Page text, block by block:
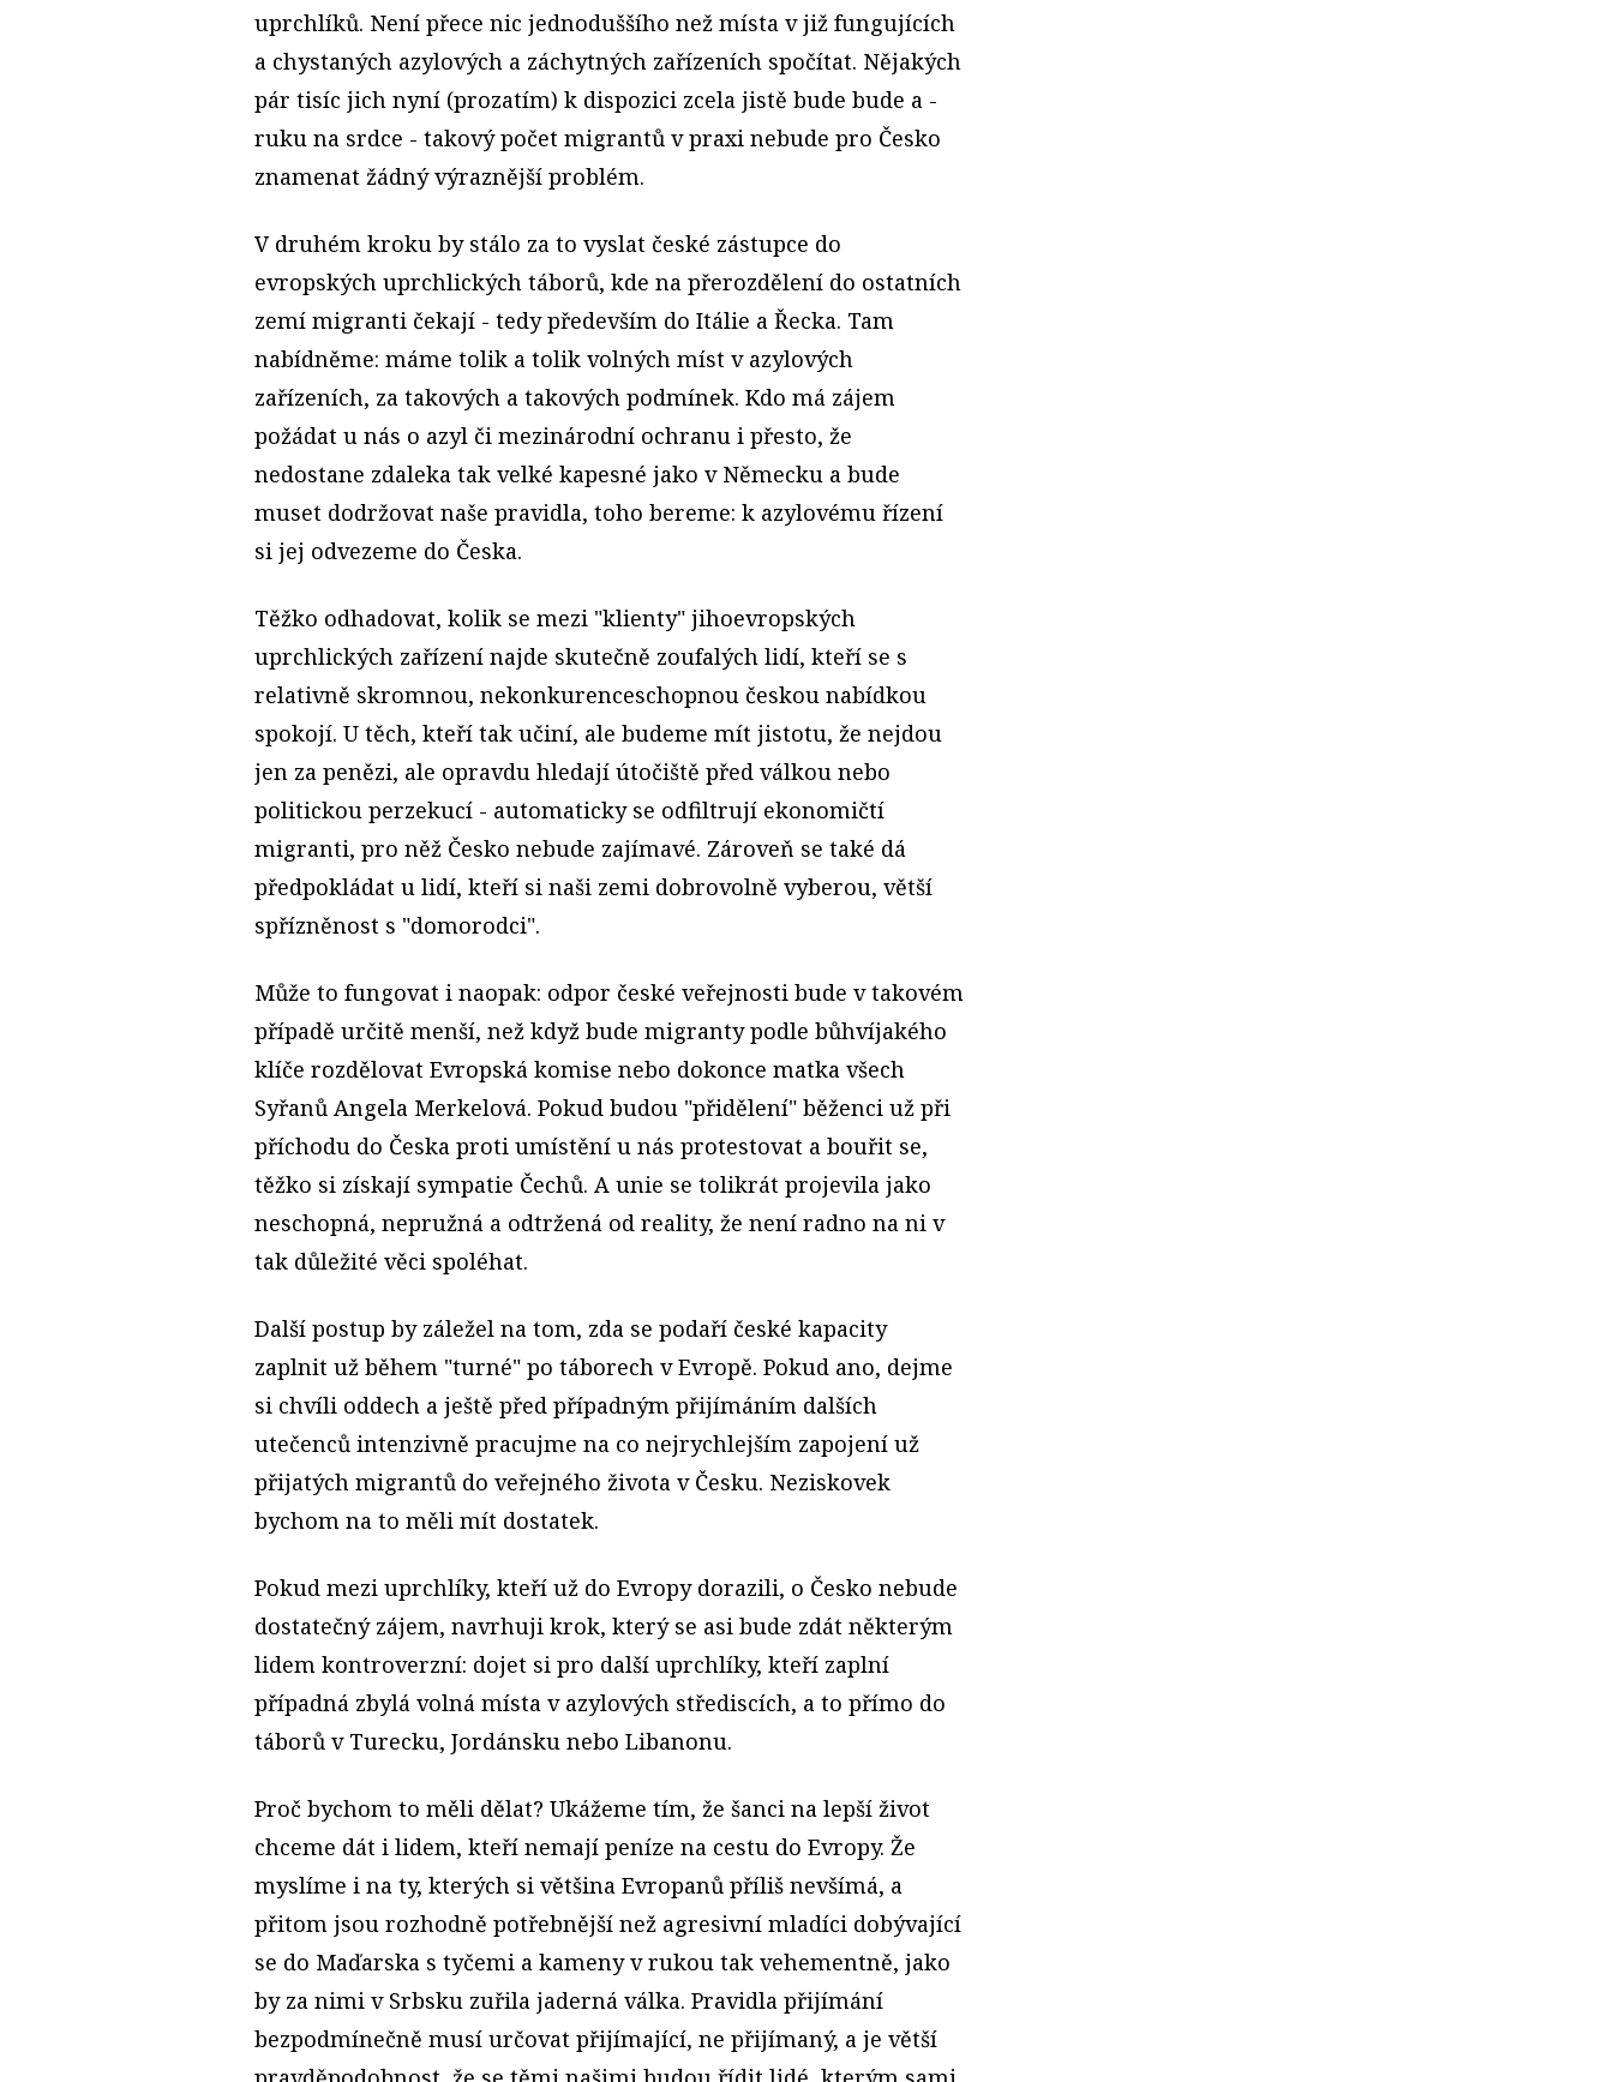
uprchlíků. Není přece nic jednoduššího než místa v již fungujících
a chystaných azylových a záchytných zařízeních spočítat. Nějakých
pár tisíc jich nyní (prozatím) k dispozici zcela jistě bude bude a -
ruku na srdce - takový počet migrantů v praxi nebude pro Česko
znamenat žádný výraznější problém.
V druhém kroku by stálo za to vyslat české zástupce do
evropských uprchlických táborů, kde na přerozdělení do ostatních
zemí migranti čekají - tedy především do Itálie a Řecka. Tam
nabídněme: máme tolik a tolik volných míst v azylových
zařízeních, za takových a takových podmínek. Kdo má zájem
požádat u nás o azyl či mezinárodní ochranu i přesto, že
nedostane zdaleka tak velké kapesné jako v Německu a bude
muset dodržovat naše pravidla, toho bereme: k azylovému řízení
si jej odvezeme do Česka.
Těžko odhadovat, kolik se mezi "klienty" jihoevropských
uprchlických zařízení najde skutečně zoufalých lidí, kteří se s
relativně skromnou, nekonkurenceschopnou českou nabídkou
spokojí. U těch, kteří tak učiní, ale budeme mít jistotu, že nejdou
jen za penězi, ale opravdu hledají útočiště před válkou nebo
politickou perzekucí - automaticky se odfiltrují ekonomičtí
migranti, pro něž Česko nebude zajímavé. Zároveň se také dá
předpokládat u lidí, kteří si naši zemi dobrovolně vyberou, větší
spřízněnost s "domorodci".
Může to fungovat i naopak: odpor české veřejnosti bude v takovém
případě určitě menší, než když bude migranty podle bůhvíjakého
klíče rozdělovat Evropská komise nebo dokonce matka všech
Syřanů Angela Merkelová. Pokud budou "přidělení" běženci už při
příchodu do Česka proti umístění u nás protestovat a bouřit se,
těžko si získají sympatie Čechů. A unie se tolikrát projevila jako
neschopná, nepružná a odtržená od reality, že není radno na ni v
tak důležité věci spoléhat.
Další postup by záležel na tom, zda se podaří české kapacity
zaplnit už během "turné" po táborech v Evropě. Pokud ano, dejme
si chvíli oddech a ještě před případným přijímáním dalších
utečenců intenzivně pracujme na co nejrychlejším zapojení už
přijatých migrantů do veřejného života v Česku. Neziskovek
bychom na to měli mít dostatek.
Pokud mezi uprchlíky, kteří už do Evropy dorazili, o Česko nebude
dostatečný zájem, navrhuji krok, který se asi bude zdát některým
lidem kontroverzní: dojet si pro další uprchlíky, kteří zaplní
případná zbylá volná místa v azylových střediscích, a to přímo do
táborů v Turecku, Jordánsku nebo Libanonu.
Proč bychom to měli dělat? Ukážeme tím, že šanci na lepší život
chceme dát i lidem, kteří nemají peníze na cestu do Evropy. Že
myslíme i na ty, kterých si většina Evropanů příliš nevšímá, a
přitom jsou rozhodně potřebnější než agresivní mladíci dobývající
se do Maďarska s tyčemi a kameny v rukou tak vehementně, jako
by za nimi v Srbsku zuřila jaderná válka. Pravidla přijímání
bezpodmínečně musí určovat přijímající, ne přijímaný, a je větší